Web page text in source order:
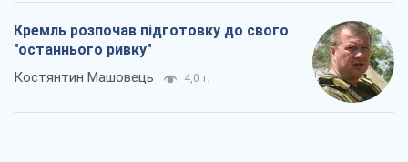
Кремль розпочав підготовку до свого
"останнього ривку"
Костянтин Машовець 4,0 т.